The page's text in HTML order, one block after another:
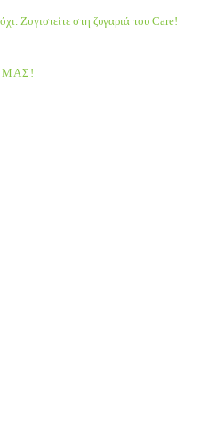
Ζυγιστείτε στη ζυγαριά του Care!
ΜΑΣ!